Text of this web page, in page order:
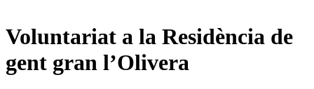
Voluntariat a la Residència de
gent gran l’Olivera